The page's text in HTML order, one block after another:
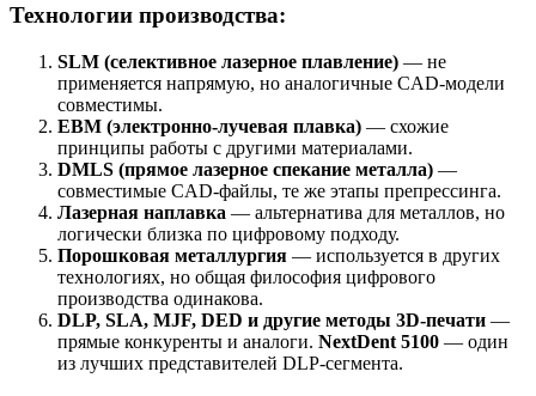
Технологии производства:
SLM (селективное лазерное плавление) — не
применяется напрямую, но аналогичные CAD-модели
совместимы.
EBM (электронно-лучевая плавка) — схожие
принципы работы с другими материалами.
DMLS (прямое лазерное спекание металла) —
совместимые CAD-файлы, те же этапы препрессинга.
Лазерная наплавка — альтернатива для металлов, но
логически близка по цифровому подходу.
Порошковая металлургия — используется в других
технологиях, но общая философия цифрового
производства одинакова.
DLP, SLA, MJF, DED и другие методы 3D-печати —
прямые конкуренты и аналоги. NextDent 5100 — один
из лучших представителей DLP-сегмента.